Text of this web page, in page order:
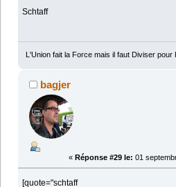
Schtaff
L'Union fait la Force mais il faut Diviser pour
bagjer
« Réponse #29 le: 01
[quote="schtaff